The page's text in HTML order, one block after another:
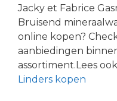
Jacky et Fabrice
Bruisend
online kopen?
aanbiedingen
assortiment.Lees
Linders kopen